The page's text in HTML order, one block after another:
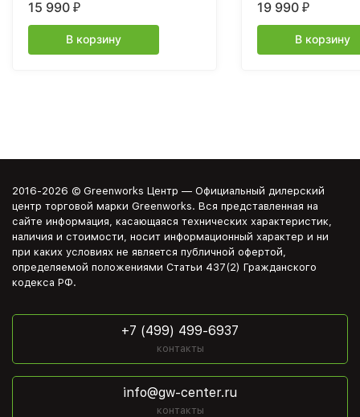
1хАКБ 2 Ач и ЗУ
15 990 ₽
В корзину
и ЗУ
19 990 ₽
В корзину
2016-2026 © Greenworks Центр — Официальный дилерский
центр торговой марки Greenworks. Вся представленная на
сайте информация, касающаяся технических характеристик,
наличия и стоимости, носит информационный характер и ни
при каких условиях не является публичной офертой,
определяемой положениями Статьи 437(2) Гражданского
кодекса РФ.
+7 (499) 499-6937
контакты
info@gw-center.ru
контакты